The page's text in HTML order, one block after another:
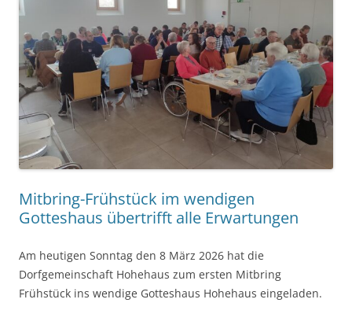
Mitbring-Frühstück im wendigen
Gotteshaus übertrifft alle Erwartungen
Am heutigen Sonntag den 8 März 2026 hat die
Dorfgemeinschaft Hohehaus zum ersten Mitbring
Frühstück ins wendige Gotteshaus Hohehaus eingeladen.